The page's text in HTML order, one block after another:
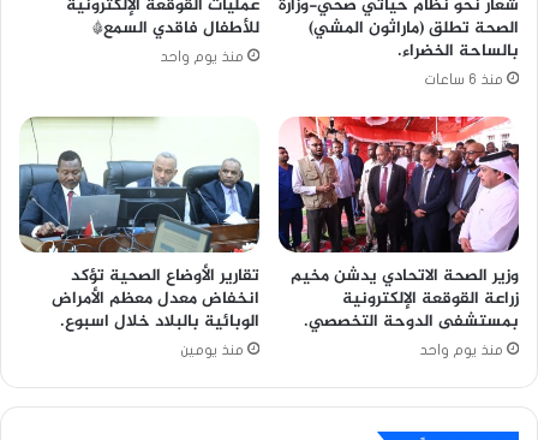
الصحة تطلق (ماراثون المشي)
بالساحة الخضراء.
منذ 6 ساعات
للأطفال فاقدي السمع*
منذ يوم واحد
وزير الصحة الاتحادي يدشن مخيم
زراعة القوقعة الإلكترونية
بمستشفى الدوحة التخصصي.
منذ يوم واحد
تقارير الأوضاع الصحية تؤكد
انخفاض معدل معظم الأمراض
الوبائية بالبلاد خلال اسبوع.
منذ يومين